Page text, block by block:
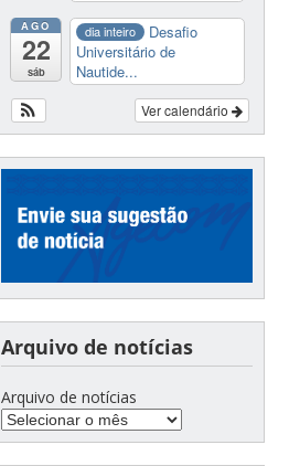
AGO
22
sáb
dia inteiro
Desafio
Universitário de
Nautide...
Ver calendário
Arquivo de notícias
Arquivo de notícias